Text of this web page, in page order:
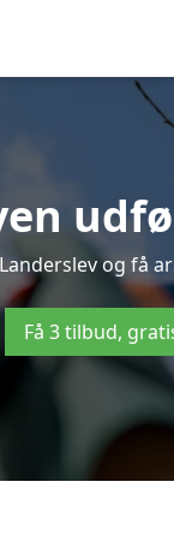
og
Få 3 tilbud,